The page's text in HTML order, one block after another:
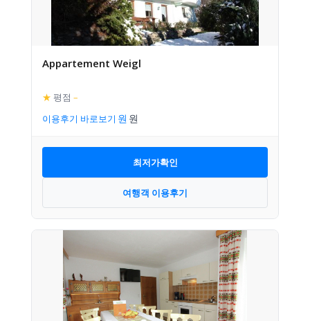
Appartement Weigl
★ 평점 –
이용후기 바로보기
최저가확인
여행객 이용후기